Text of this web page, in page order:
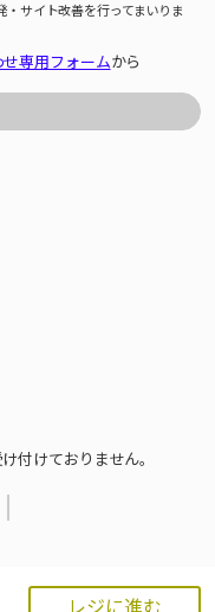
レジに進む
サイト改善を行ってまいりま
専用フォームから
付けておりません。